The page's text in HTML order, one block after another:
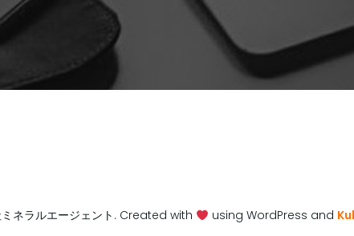
ネラルエージェント. Created with using WordPress and